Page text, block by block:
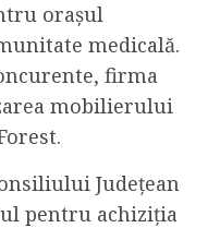
orașul
medicală.
firma
mobilierului
Județean
pentru achiziția